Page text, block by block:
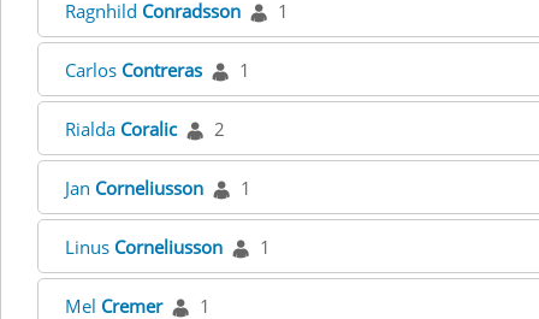
Ragnhild Conradsson 1
Carlos Contreras 1
Rialda Coralic 2
Jan Corneliusson 1
Linus Corneliusson 1
Mel Cremer 1